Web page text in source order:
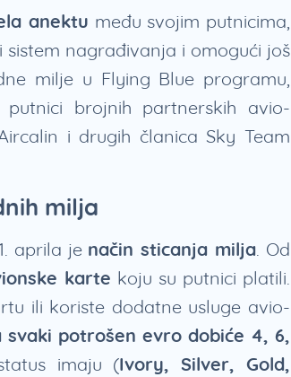
anektu među svojim putnicima,
nagrađivanja i omogući još
milje u Flying Blue programu,
brojnih partnerskih avio-
i drugih članica Sky Team
milja
aprila je način sticanja milja. Od
karte koju su putnici platili.
ili koriste dodatne usluge avio-
svaki potrošen evro dobiće 4, 6,
imaju (Ivory, Silver, Gold,